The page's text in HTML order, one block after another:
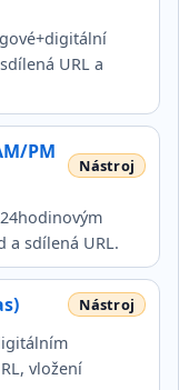
URL a
PM
a sdílená URL.
vložení